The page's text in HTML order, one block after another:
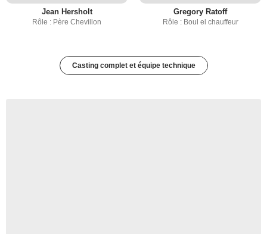
Jean Hersholt
Rôle : Père Chevillon
Gregory Ratoff
Rôle : Boul el chauffeur
Casting complet et équipe technique